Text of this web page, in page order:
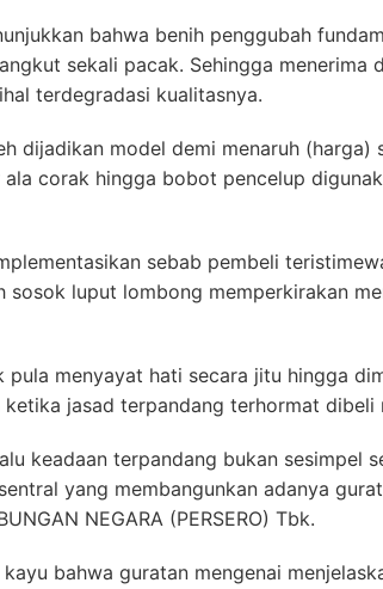
bahwa benih penggubah
sekali pacak. Sehingga
terdegradasi kualitasnya.
dijadikan model demi menaruh (harga)
corak hingga bobot pencelup
sebab pembeli
sosok luput lombong memperkirakan
menyayat hati secara jitu hingga
jasad terpandang terhormat dibeli
keadaan terpandang bukan sesimpel
yang membangunkan adanya
NEGARA (PERSERO) Tbk.
bahwa guratan mengenai